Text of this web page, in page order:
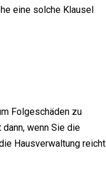
eine solche Klausel
Folgeschäden zu
wenn Sie die
Hausverwaltung reicht